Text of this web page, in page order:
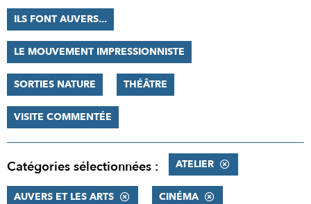
ILS FONT AUVERS...
LE MOUVEMENT IMPRESSIONNISTE
SORTIES NATURE THÉÂTRE
VISITE COMMENTÉE
Catégories sélectionnées : ATELIER
AUVERS ET LES ARTS CINÉMA